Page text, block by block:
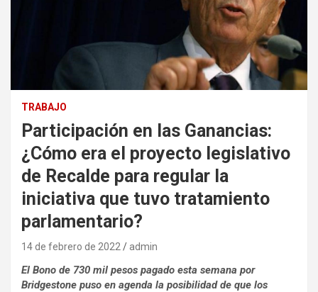
TRABAJO
Participación en las Ganancias:
¿Cómo era el proyecto legislativo
de Recalde para regular la
iniciativa que tuvo tratamiento
parlamentario?
14 de febrero de 2022 admin
El Bono de 730 mil pesos pagado esta semana por
Bridgestone puso en agenda la posibilidad de que los